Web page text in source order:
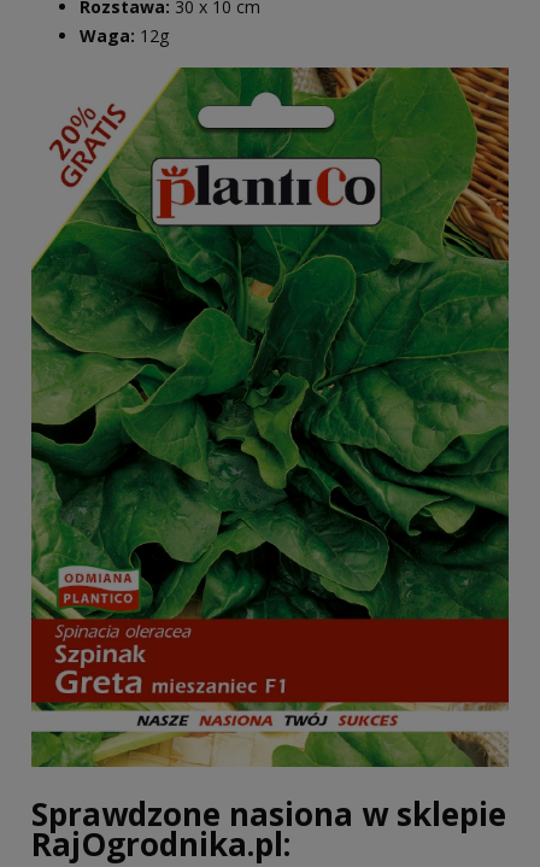
Rozstawa: 30 x 10 cm
Waga: 12g
Sprawdzone nasiona w sklepie
RajOgrodnika.pl: